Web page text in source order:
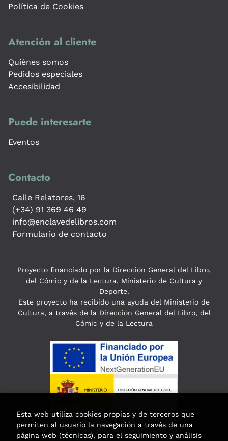
Política de Cookies
Atención al cliente
Quiénes somos
Pedidos especiales
Accesibilidad
Puede interesarte
Eventos
Contacto
Calle Relatores, 16
(+34) 91 369 46 49
info@enclavedelibros.com
Formulario de contacto
Proyecto financiado por la Dirección General del Libro,
del Cómic y de la Lectura, Ministerio de Cultura y
Deporte.
Este proyecto ha recibido una ayuda del Ministerio de
Cultura, a través de la Dirección General del Libro, del
Cómic y de la Lectura
Esta web utiliza cookies propias y de terceros que
permiten al usuario la navegación a través de una
página web (técnicas), para el seguimiento y análisis